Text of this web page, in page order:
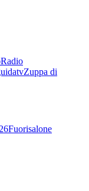
Radio
Zuppa di
Fuorisalone